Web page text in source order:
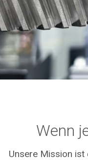
Wenn
Unsere Mission